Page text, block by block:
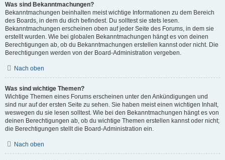
Was sind Bekanntmachungen?
Bekanntmachungen beinhalten meist wichtige Informationen zu dem Bereich
des Boards, in dem du dich befindest. Du solltest sie stets lesen.
Bekanntmachungen erscheinen oben auf jeder Seite des Forums, in dem sie
erstellt wurden. Wie bei globalen Bekanntmachungen hängt es von deinen
Berechtigungen ab, ob du Bekanntmachungen erstellen kannst oder nicht. Die
Berechtigungen werden von der Board-Administration vergeben.
Nach oben
Was sind wichtige Themen?
Wichtige Themen eines Forums erscheinen unter den Ankündigungen und
sind nur auf der ersten Seite zu sehen. Sie haben meist einen wichtigen Inhalt,
weswegen du sie lesen solltest. Wie bei den Bekanntmachungen hängt es von
deinen Berechtigungen ab, ob du wichtige Themen erstellen kannst oder nicht;
die Berechtigungen stellt die Board-Administration ein.
Nach oben